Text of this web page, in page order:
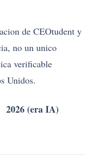
de CEOtudent y
no un unico
verificable
Unidos.
2026 (era IA)